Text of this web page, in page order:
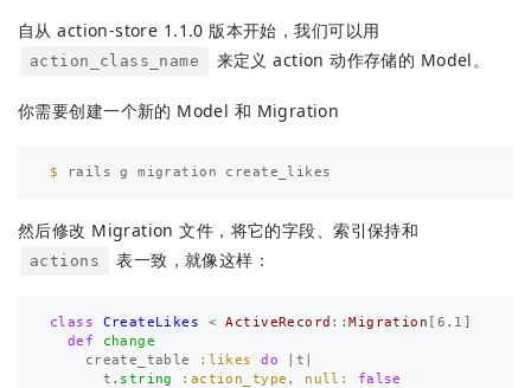
自从 action-store 1.1.0 版本开始，我们可以用
action_class_name 来定义 action 动作存储的 Model。
你需要创建一个新的 Model 和 Migration
$
然后修改 Migration 文件，将它的字段、索引保持和
actions 表一致，就像这样：
class CreateLikes < ActiveRecord ::Migration [ 6.1 ]
def
change
create_table
:likes do t
t . string :action_type , null: false